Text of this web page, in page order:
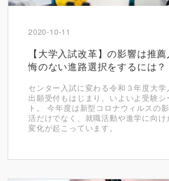
2020-10-11
【大学入試改革】の影響は推
悔のない進路選択をするには？
センター入試に変わる令和３年度大
出願受付もはじまり、いよいよ受験シ
ト。 今年度は新型コロナウィルスの
活だけでなく、就職活動や進学に向け
変化が起こっています。